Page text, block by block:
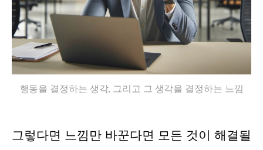
행동을 결정하는 생각, 그리고 그 생각을 결정하는 느낌
그렇다면 느낌만 바꾼다면 모든 것이 해결될